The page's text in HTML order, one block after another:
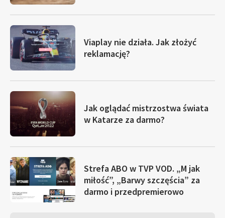
Viaplay nie działa. Jak złożyć
reklamację?
Jak oglądać mistrzostwa świata
w Katarze za darmo?
Strefa ABO w TVP VOD. „M jak
miłość”, „Barwy szczęścia” za
darmo i przedpremierowo